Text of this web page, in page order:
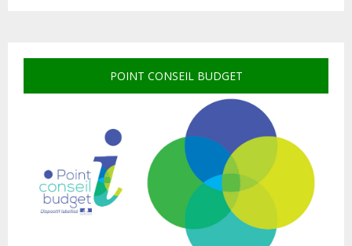
POINT CONSEIL BUDGET